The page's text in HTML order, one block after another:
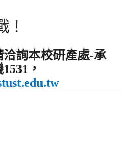
！
詢本校研產處-承
1531 ，